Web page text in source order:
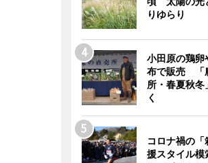
りゆらり
小田原の鶏卵
布で販売 「
所・春夏秋冬
く
コロナ禍の
援スタイル